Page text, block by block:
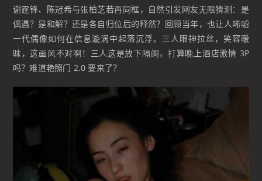
谢霆锋、陈冠希与张柏芝若再同框，自然引发网友无限猜测：是
偶遇？是和解？还是各自归位后的释然？回顾当年，也让人唏嘘
一代偶像如何在信息漩涡中起落沉浮。三人眼神拉丝，笑容暧
昧，这画风不对啊！三人这是放下隔阂，打算晚上酒店激情 3P
吗？难道艳照门 2.0 要来了？